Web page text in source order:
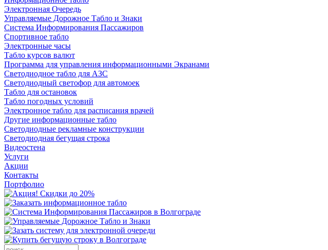
Электронная Очередь
Управляемые Дорожное Табло и Знаки
Система Информирования Пассажиров
Спортивное табло
Электронные часы
Табло курсов валют
Программа для управления информационными Экранами
Светодиодное табло для АЗС
Светодиодный светофор для автомоек
Табло для остановок
Табло погодных условий
Электронное табло для расписания врачей
Другие информационные табло
Светодиодные рекламные конструкции
Светодиодная бегущая строка
Видеостена
Услуги
Акции
Контакты
Портфолио